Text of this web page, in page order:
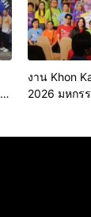
งาน Khon
2026 มหกร